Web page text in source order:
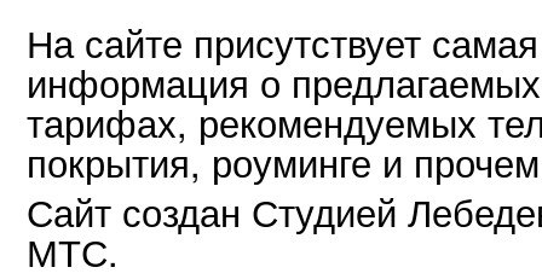
На сайте присутствует
информация о
тарифах, рекомендуемых
покрытия, роуминге и
Сайт создан Студией
МТС.